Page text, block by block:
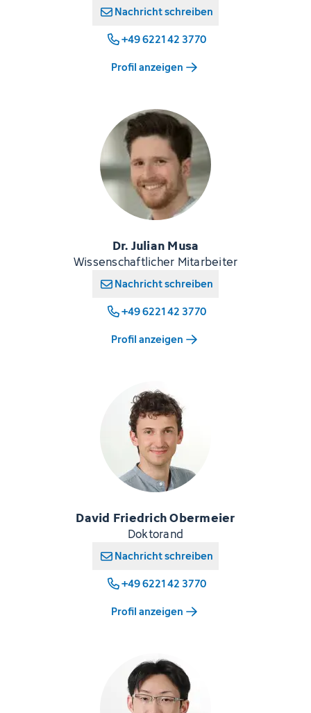
Nachricht schreiben
+49 6221 42 3770
Profil anzeigen
Dr. Julian Musa
Wissenschaftlicher Mitarbeiter
Nachricht schreiben
+49 6221 42 3770
Profil anzeigen
David Friedrich Obermeier
Doktorand
Nachricht schreiben
+49 6221 42 3770
Profil anzeigen